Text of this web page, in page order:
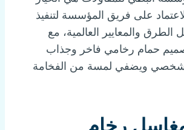
على فريق المؤسسة لتنفيذ
والمعايير العالمية، مع
حمام رخامي فاخر وجذاب
ويضفي لمسة من الفخامة
رخام